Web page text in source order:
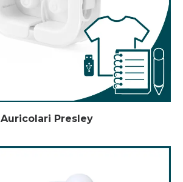
Auricolari Presley